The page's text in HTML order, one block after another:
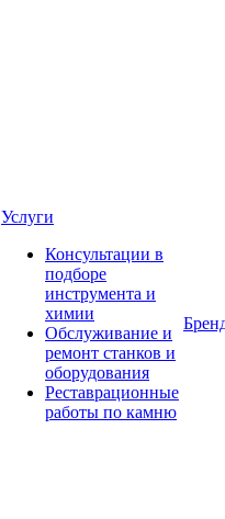
Услуги
Консультации в
подборе
инструмента и
химии
Обслуживание и
ремонт станков и
оборудования
Реставрационные
работы по камню